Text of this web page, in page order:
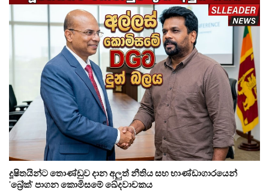
දූෂිතයින්ට තොණ්ඩුව දාන අලුත් නීතිය සහ භාණ්ඩාගාරයෙන්
'බ්‍රේක්' පාගන කොමිසමේ ඛේදවාචකය